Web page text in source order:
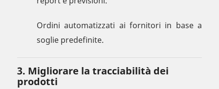
Ordini automatizzati ai fornitori in base a
soglie predefinite.
3. Migliorare la tracciabilità dei
prodotti